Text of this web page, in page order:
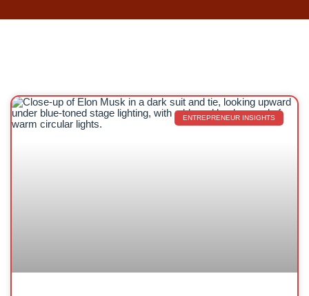
ENTREPRENEUR INSIGHTS